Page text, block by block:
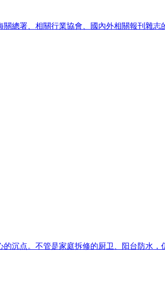
總署、相關行業協會、國內外相關報刊雜志
沉点。不管是家庭拆修的厨卫、阳台防水，